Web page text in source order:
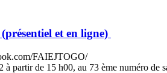
et en ligne)
FAIEJTOGO/
partir de 15 h00, au 73 ème numéro de